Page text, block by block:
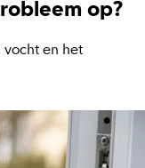
op?
vocht en het